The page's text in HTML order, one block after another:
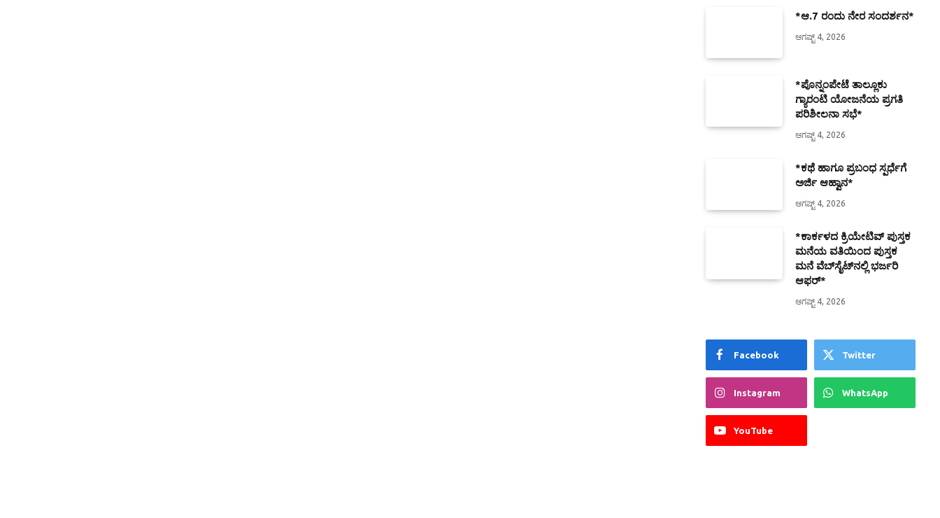
*ಆ.7 ರಂದು ನೇರ ಸಂದರ್ಶನ*
ಆಗಷ್ಟ್ 4, 2026
*ಪೊನ್ನಂಪೇಟೆ ತಾಲ್ಲೂಕು
ಗ್ಯಾರಂಟಿ ಯೋಜನೆಯ ಪ್ರಗತಿ
ಪರಿಶೀಲನಾ ಸಭೆ*
ಆಗಷ್ಟ್ 4, 2026
*ಕಥೆ ಹಾಗೂ ಪ್ರಬಂಧ ಸ್ಪರ್ಧೆಗೆ
ಅರ್ಜಿ ಆಹ್ವಾನ*
ಆಗಷ್ಟ್ 4, 2026
*ಕಾರ್ಕಳದ ಕ್ರಿಯೇಟಿವ್ ಪುಸ್ತಕ
ಮನೆಯ ವತಿಯಿಂದ ಪುಸ್ತಕ
ಮನೆ ವೆಬ್‍ಸೈಟ್‍ನಲ್ಲಿ ಭರ್ಜರಿ
ಆಫರ್*
ಆಗಷ್ಟ್ 4, 2026
Facebook Twitter
Instagram WhatsApp
YouTube